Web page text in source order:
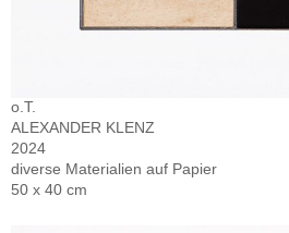
o.T.
ALEXANDER KLENZ
2024
diverse Materialien auf Papier
50 x 40 cm